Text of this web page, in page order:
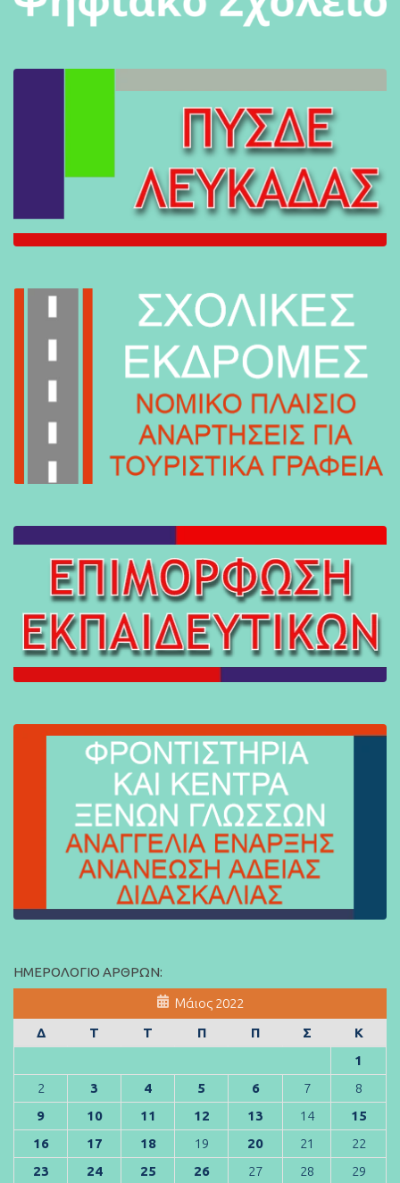
ΗΜΕΡΟΛΌΓΙΟ ΆΡΘΡΩΝ:
Μάιος 2022
Δ
Τ Τ Π Π Σ
Κ
1
2
3 4 5 6 7
8
9
10 11 12 13 14
15
16
17 18 19 20 21
22
23
24 25 26 27 28 29